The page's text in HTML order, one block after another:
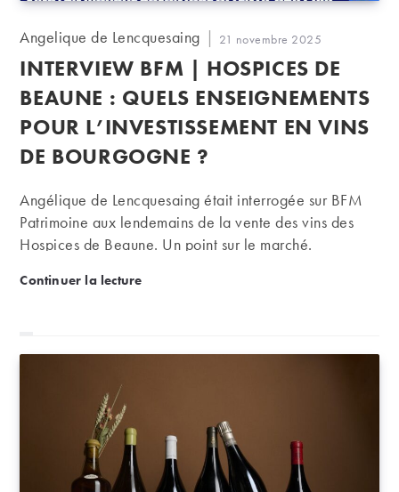
Auteur/autrice
publication :
Angelique de Lencquesaing
Publication
publiée :
21 novembre 2025
INTERVIEW BFM | HOSPICES DE
BEAUNE : QUELS ENSEIGNEMENTS
POUR L’INVESTISSEMENT EN VINS
DE BOURGOGNE ?
Angélique de Lencquesaing était interrogée sur BFM
Patrimoine aux lendemains de la vente des vins des
Hospices de Beaune. Un point sur le marché.
Continuer la lectureInterview BFM | Hospices de Beaune : quels